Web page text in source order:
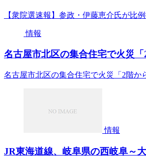
【衆院選速報】参政・伊藤恵介氏が比
情報
名古屋市北区の集合住宅で火災
名古屋市北区の集合住宅で火災「2階か
情報
JR東海道線、岐阜県の西岐阜～